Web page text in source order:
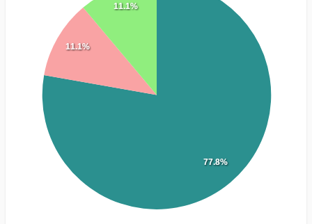
77.8%
11.1%
11.1%